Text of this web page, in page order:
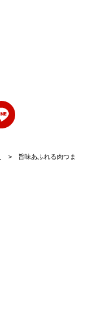
旨味あふれる肉つま